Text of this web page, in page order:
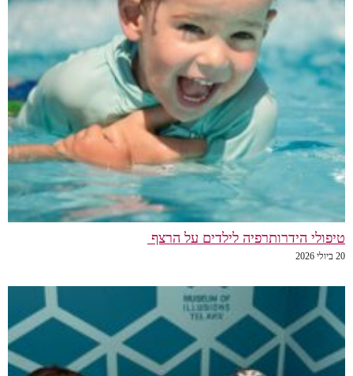
טיפולי הידרותרפיה לילדים על הרצף
20 ביולי 2026